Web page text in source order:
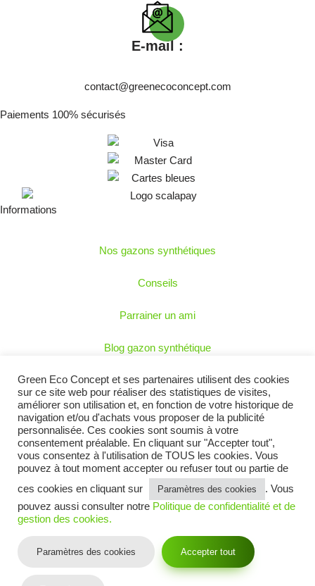
E-mail :
contact@greenecoconcept.com
Paiements 100% sécurisés
Informations
Nos gazons synthétiques
Conseils
Parrainer un ami
Blog gazon synthétique
Mentions légales
CGV
Politique de confidentialité et cookies
Contactez-nous
Suivez-nous sur :
Green Eco Concept et ses partenaires utilisent des cookies
sur ce site web pour réaliser des statistiques de visites,
améliorer son utilisation et, en fonction de votre historique de
navigation et/ou d'achats vous proposer de la publicité
personnalisée. Ces cookies sont soumis à votre
consentement préalable. En cliquant sur "Accepter tout",
vous consentez à l'utilisation de TOUS les cookies. Vous
pouvez à tout moment accepter ou refuser tout ou partie de
ces cookies en cliquant sur
Paramètres des cookies
. Vous
pouvez aussi consulter notre Politique de confidentialité et de
gestion des cookies.
Paramètres des cookies Accepter tout